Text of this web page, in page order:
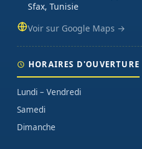
Sfax, Tunisie
Voir sur Google Maps →
HORAIRES D'OUVERTURE
Lundi – Vendredi
Samedi
Dimanche